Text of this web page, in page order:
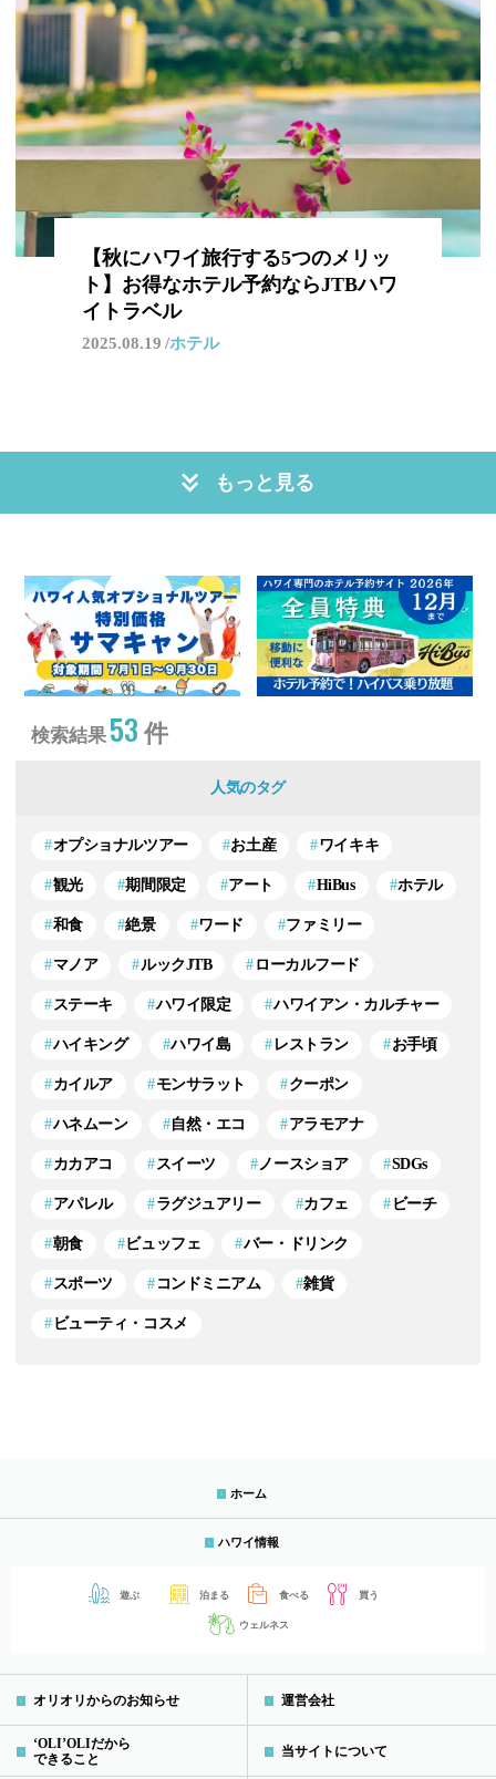
【秋にハワイ旅行する5つのメリッ
ト】お得なホテル予約ならJTBハワ
イトラベル
2025.08.19 ホテル
もっと見る
人気のタグ
オプショナルツアー お土産 ワイキキ
観光 期間限定 アート HiBus ホテル
和食 絶景 ワード ファミリー
マノア ルックJTB ローカルフード
ステーキ ハワイ限定 ハワイアン・カルチャー
ハイキング ハワイ島 レストラン お手頃
カイルア モンサラット クーポン
ハネムーン 自然・エコ アラモアナ
カカアコ スイーツ ノースショア SDGs
アパレル ラグジュアリー カフェ ビーチ
朝食 ビュッフェ バー・ドリンク
スポーツ コンドミニアム 雑貨
ビューティ・コスメ
検索結果 53 件
ホーム
ハワイ情報
遊ぶ 泊まる 食べる 買う
ウェルネス
オリオリからのお知らせ
‘OLI’OLIだから
できること
運営会社
当サイトについて